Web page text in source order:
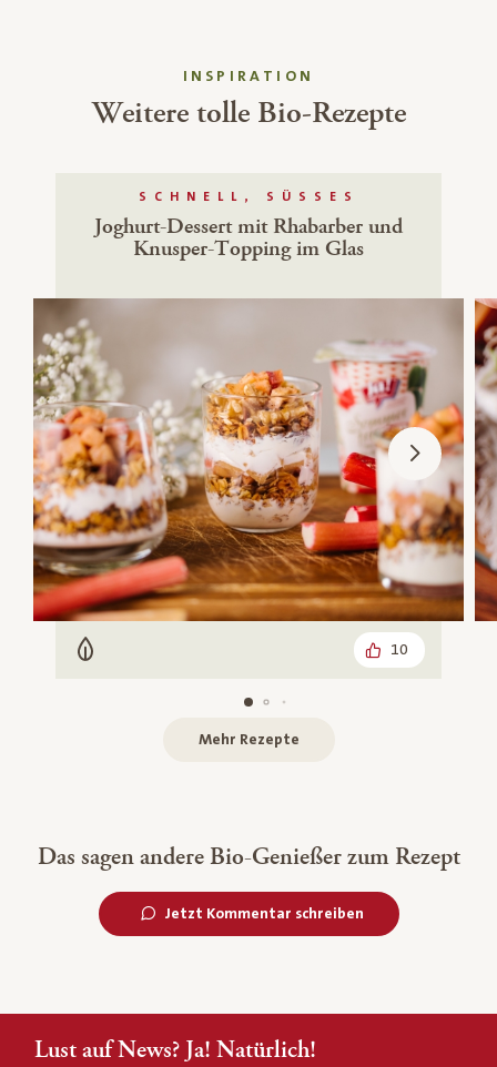
INSPIRATION
Weitere tolle Bio-Rezepte
SCHNELL, SÜSSES
Joghurt-Dessert mit Rhabarber und
Knusper-Topping im Glas
Vegetarisch 10
Mehr Rezepte
Das sagen andere Bio-Genießer zum Rezept
Jetzt Kommentar schreiben
Lust auf News? Ja! Natürlich!